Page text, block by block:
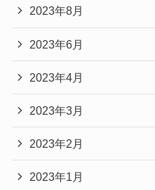
2023年8月
2023年6月
2023年4月
2023年3月
2023年2月
2023年1月